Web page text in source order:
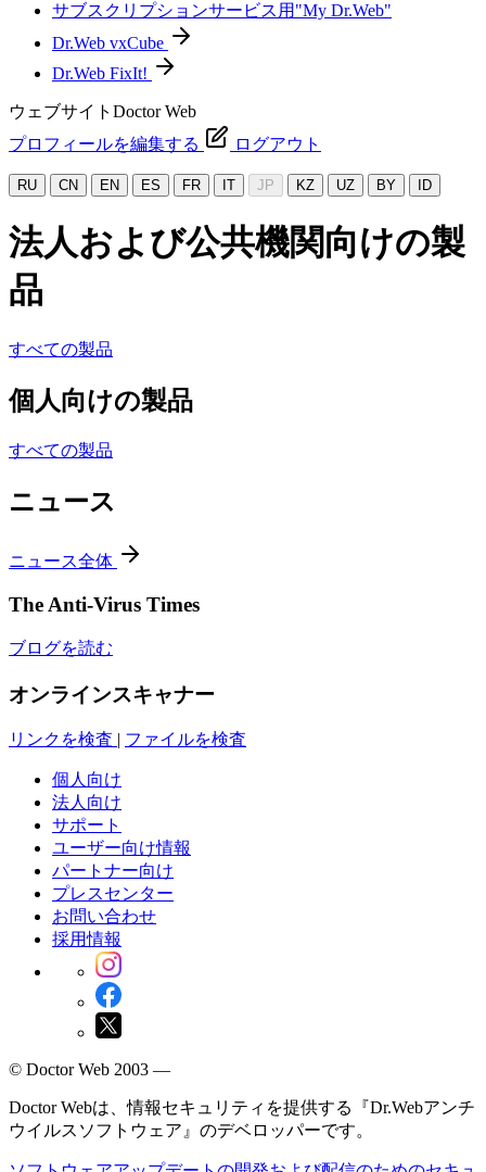
サブスクリプションサービス用"My Dr.Web"
Dr.Web vxCube
Dr.Web FixIt!
ウェブサイトDoctor Web
プロフィールを編集する
ログアウト
RU CN EN ES FR IT JP KZ UZ BY ID
法人および公共機関向けの製
品
すべての製品
個人向けの製品
すべての製品
ニュース
ニュース全体
The Anti-Virus Times
ブログを読む
オンラインスキャナー
リンクを検査 | ファイルを検査
個人向け
法人向け
サポート
ユーザー向け情報
パートナー向け
プレスセンター
お問い合わせ
採用情報
© Doctor Web 2003 —
Doctor Webは、情報セキュリティを提供する『Dr.Webアンチ
ウイルスソフトウェア』のデベロッパーです。